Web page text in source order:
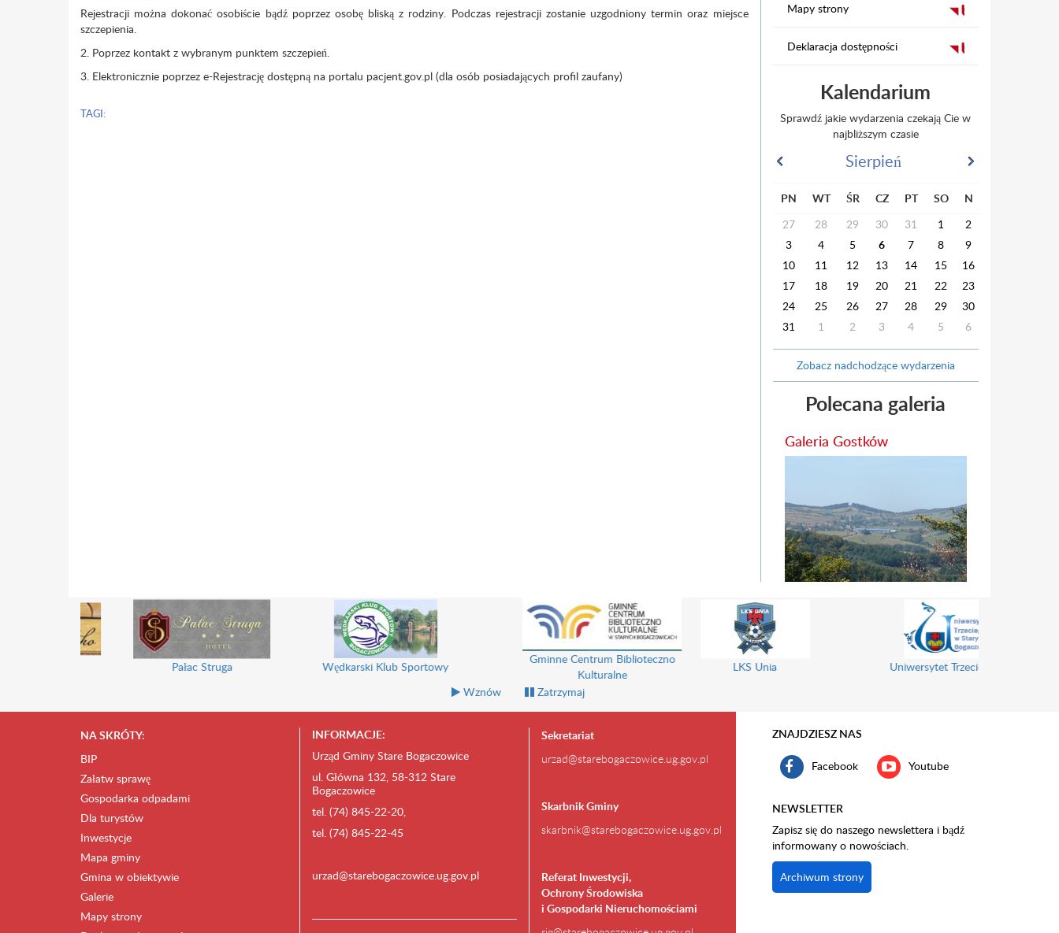
Rejestracji można dokonać osobiście bądź poprzez osobę bliską z rodziny. Podczas rejestracji zostanie uzgodniony termin oraz miejsce
szczepienia.
2. Poprzez kontakt z wybranym punktem szczepień.
3. Elektronicznie poprzez e-Rejestrację dostępną na portalu pacjent.gov.pl (dla osób posiadających profil zaufany)
TAGI:
Mapy strony
Deklaracja dostępności
Kalendarium
Sprawdź jakie wydarzenia czekają Cie w
najbliższym czasie
Sierpień
PN WT ŚR CZ PT SO
N
27
28 29 30 31 1
2
3
4 5 6 7 8
9
10
11 12 13 14 15
16
17
18 19 20 21 22
23
24
25 26 27 28 29
30
31
1 2 3 4 5 6
Zobacz nadchodzące wydarzenia
Polecana galeria
Galeria Gostków
Uniwersytet Trzeciego Wieku Gminny Ośrodek Pomocy Społecznej Stowarzyszenie Kwiat Lnu Zespół Szkół Ekomuzeum Wokół Trójgarbu
Wznów Zatrzymaj
NA SKRÓTY:
BIP
Załatw sprawę
Gospodarka odpadami
Dla turystów
Inwestycje
Mapa gminy
Gmina w obiektywie
Galerie
Mapy strony
INFORMACJE:
Urząd Gminy Stare Bogaczowice
ul. Główna 132, 58-312 Stare
Bogaczowice
tel. (74) 845-22-20,
tel. (74) 845-22-45
urzad@starebogaczowice.ug.gov.pl
Sekretariat
urzad@starebogaczowice.ug.gov.pl
Skarbnik Gminy
skarbnik@starebogaczowice.ug.gov.pl
Referat Inwestycji,
Ochrony Środowiska
i Gospodarki Nieruchomościami
ZNAJDZIESZ NAS
Facebook Youtube
NEWSLETTER
Zapisz się do naszego newslettera i bądź
informowany o nowościach.
Archiwum strony